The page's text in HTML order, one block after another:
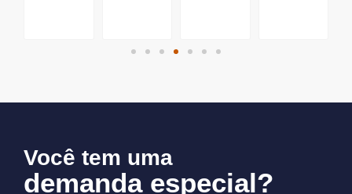
Você tem uma
demanda especial?